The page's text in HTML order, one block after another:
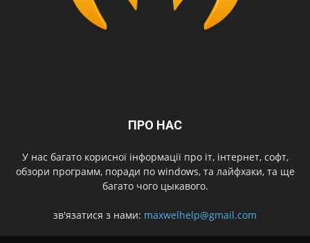
ПРО НАС
У нас багато корисної інформації про іт, інтернет, софт,
обзори программ, поради по windows, та лайфхаки, та ще
багато чого цыкавого.
зв'язатися з нами: maxwelhelp@gmail.com